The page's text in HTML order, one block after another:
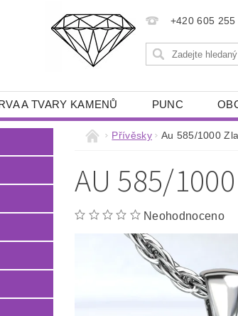
+420 605 255
A TVARY KAMENŮ PUNC
Přívěsky Au 585/1000
AU 585/
Neohodnoceno